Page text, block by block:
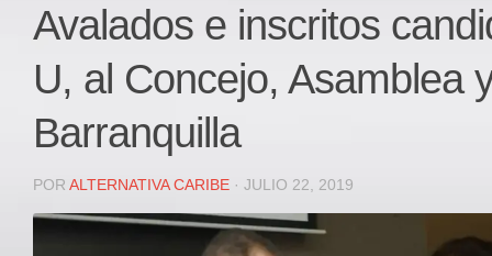
Deportes
JUDICIAL
REGIONAL
DEPARTAMENTAL
Internacional
Avalados e inscritos
U, al Concejo, Asamblea
Barranquilla
POR ALTERNATIVA CARIBE · JULIO 22, 2019